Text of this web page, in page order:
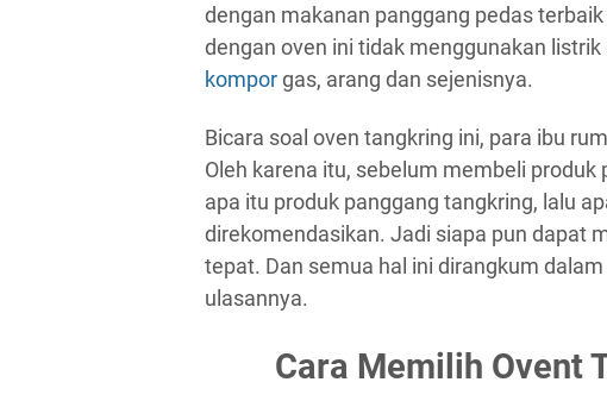
dengan makanan panggang pedas
dengan oven ini tidak menggunakan
kompor gas, arang dan sejenisnya.
Bicara soal oven tangkring ini, para ibu
Oleh karena itu, sebelum membeli
apa itu produk panggang tangkring, lalu
direkomendasikan. Jadi siapa pun dapat
tepat. Dan semua hal ini dirangkum
ulasannya.
Cara Memilih Ovent